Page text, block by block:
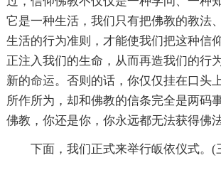
它是一种生活，我们只有把佛教的教法
生活的行为准则，才能使我们把这种信
正注入我们的生命，从而再造我们的行
新的命运。否则的话，你仅仅挂在口头
所作所为，却和佛教的信条完全是两码
佛教，你还是你，你永远都无法获得佛
下面，我们正式来举行皈依仪式。(